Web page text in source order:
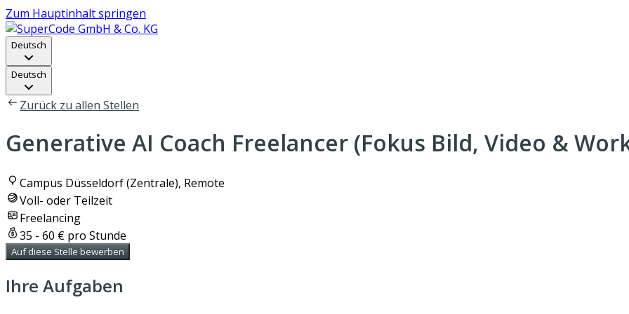
Zum Hauptinhalt springen
Deutsch
Deutsch
Zurück zu allen Stellen
Generative AI Coach Freelancer (Fokus Bild, Video &
Campus Düsseldorf (Zentrale), Remote
Voll- oder Teilzeit
Freelancing
35 - 60 € pro Stunde
Auf diese Stelle bewerben
Ihre Aufgaben